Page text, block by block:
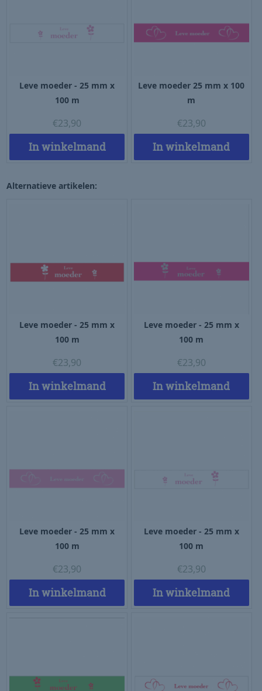
Leve moeder - 25 mm x
100 m
€23,90
In winkelmand
Leve moeder 25 mm x 100
m
€23,90
In winkelmand
Alternatieve artikelen:
Leve moeder - 25 mm x
100 m
€23,90
In winkelmand
Leve moeder - 25 mm x
100 m
€23,90
In winkelmand
Leve moeder - 25 mm x
100 m
€23,90
In winkelmand
Leve moeder - 25 mm x
100 m
€23,90
In winkelmand